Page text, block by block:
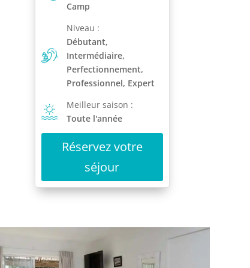
Camp
Niveau :
Débutant,
Intermédiaire,
Perfectionnement,
Professionnel, Expert
Meilleur saison :
Toute l'année
Réservez votre
séjour